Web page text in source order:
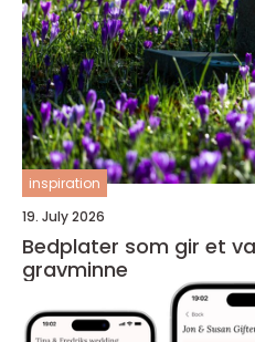
inspiration
19. July 2026
Bedplater som gir et
gravminne